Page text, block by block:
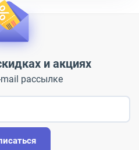
и акциях
рассылке